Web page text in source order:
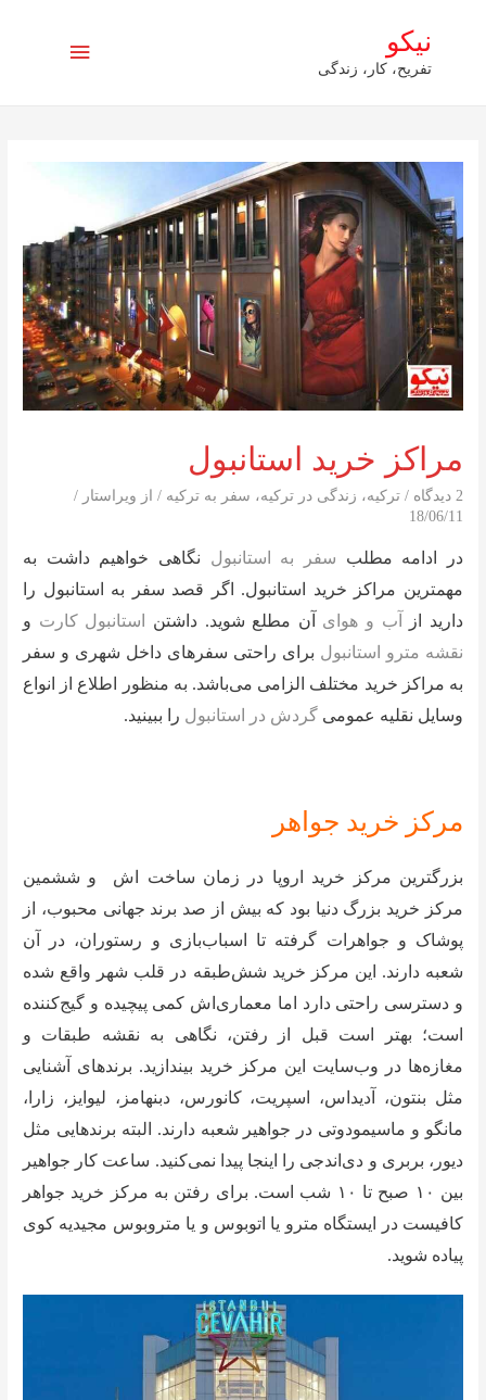
نیکو
تفریح، کار، زندگی
فهرست
مراکز خرید استانبول
2 دیدگاه /ترکیه، زندگی در ترکیه، سفر به ترکیه / از ویراستار /
18/06/11
در ادامه مطلب سفر به استانبول نگاهی خواهیم داشت به
مهمترین مراکز خرید استانبول. اگر قصد سفر به استانبول را
دارید از
آب و هوای آن مطلع شوید. داشتن استانبول کارت و
نقشه مترو استانبول برای راحتی سفرهای داخل شهری و سفر
به مراکز خرید مختلف الزامی می‌باشد. به منظور اطلاع از انواع
وسایل نقلیه عمومیگردش در استانبول را ببینید.
مرکز خرید جواهر
بزرگترین مرکز خرید اروپا در زمان ساخت اش و ششمین
مرکز خرید بزرگ دنیا بود که بیش از صد برند جهانی محبوب، از
پوشاک و جواهرات گرفته تا اسباب‌بازی و رستوران، در آن
شعبه دارند. این مرکز خرید شش‌طبقه در قلب شهر واقع شده
و دسترسی راحتی دارد اما معماری‌اش کمی پیچیده و گیج‌کننده
است؛ بهتر است قبل از رفتن، نگاهی به نقشه‌ طبقات و
مغازه‌ها در وب‌سایت این مرکز خرید بیندازید. برند‌های آشنایی
مثل بنتون، آدیداس، اسپریت، کانورس، دبنهامز، لیوایز، زارا،
مانگو و ماسیمو‌دوتی در جواهیر شعبه دارند. البته برند‌هایی مثل
دیور، بربری و دی‌اند‌جی را اینجا پیدا نمی‌کنید. ساعت کار جواهیر
بین ۱۰ صبح تا ۱۰ شب است. برای رفتن به مرکز خرید جواهر
کافیست در ایستگاه مترو یا اتوبوس و یا متروبوس مجیدیه کوی
پیاده شوید.